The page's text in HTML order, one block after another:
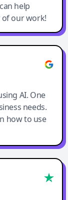
help
our work!
AI. One
needs.
how to use